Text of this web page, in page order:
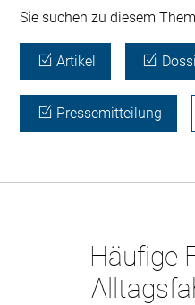
Sie suchen zu diesem
Artikel
Pressemitteilung
Häufige